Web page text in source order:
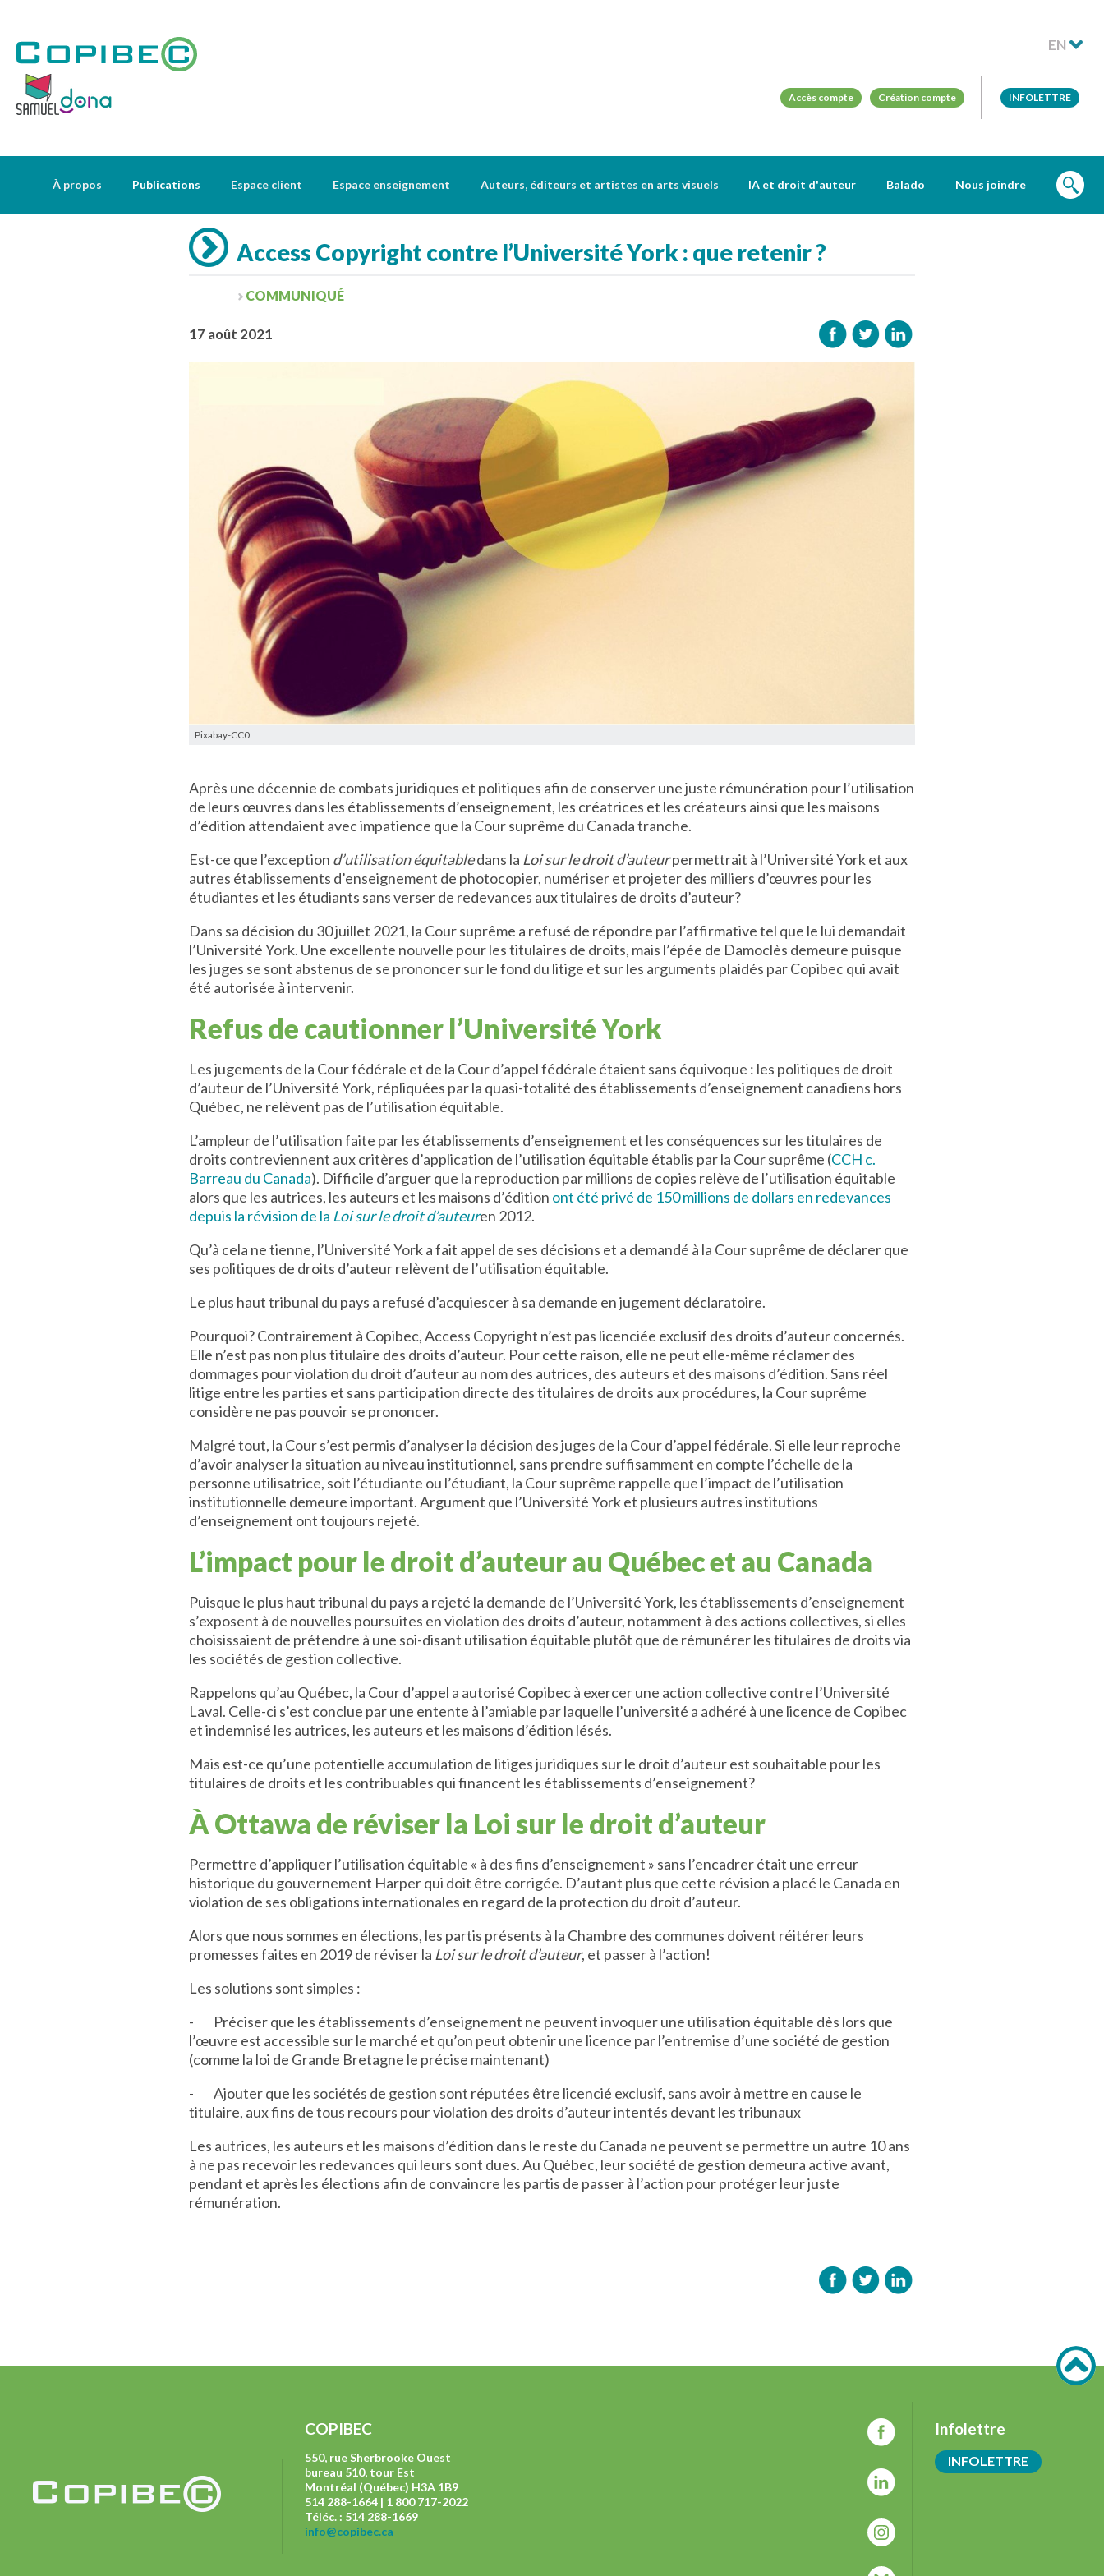
EN
Accès compte Création compte INFOLETTRE
À propos Publications Espace client Espace enseignement Auteurs, éditeurs et artistes en arts visuels IA et droit d'auteur Balado Nous joindre
Access Copyright contre l’Université York : que retenir ?
COMMUNIQUÉ
17 août 2021
Pixabay-CC0
Après une décennie de combats juridiques et politiques afin de conserver une juste rémunération pour l’utilisation
de leurs œuvres dans les établissements d’enseignement, les créatrices et les créateurs ainsi que les maisons
d’édition attendaient avec impatience que la Cour suprême du Canada tranche.
Est-ce que l’exception d’utilisation équitabledans la Loi sur le droit d’auteurpermettrait à l’Université York et aux
autres établissements d’enseignement de photocopier, numériser et projeter des milliers d’œuvres pour les
étudiantes et les étudiants sans verser de redevances aux titulaires de droits d’auteur?
Dans sa décision du 30 juillet 2021, la Cour suprême a refusé de répondre par l’affirmative tel que le lui demandait
l’Université York. Une excellente nouvelle pour les titulaires de droits, mais l’épée de Damoclès demeure puisque
les juges se sont abstenus de se prononcer sur le fond du litige et sur les arguments plaidés par Copibec qui avait
été autorisée à intervenir.
Refus de cautionner l’Université York
Les jugements de la Cour fédérale et de la Cour d’appel fédérale étaient sans équivoque : les politiques de droit
d’auteur de l’Université York, répliquées par la quasi-totalité des établissements d’enseignement canadiens hors
Québec, ne relèvent pas de l’utilisation équitable.
L’ampleur de l’utilisation faite par les établissements d’enseignement et les conséquences sur les titulaires de
droits contreviennent aux critères d’application de l’utilisation équitable établis par la Cour suprême (CCH c.
Barreau du Canada). Difficile d’arguer que la reproduction par millions de copies relève de l’utilisation équitable
alors que les autrices, les auteurs et les maisons d’édition ont été privé de 150 millions de dollars en redevances
depuis la révision de la Loi sur le droit d’auteuren 2012.
Qu’à cela ne tienne, l’Université York a fait appel de ses décisions et a demandé à la Cour suprême de déclarer que
ses politiques de droits d’auteur relèvent de l’utilisation équitable.
Le plus haut tribunal du pays a refusé d’acquiescer à sa demande en jugement déclaratoire.
Pourquoi? Contrairement à Copibec, Access Copyright n’est pas licenciée exclusif des droits d’auteur concernés.
Elle n’est pas non plus titulaire des droits d’auteur. Pour cette raison, elle ne peut elle-même réclamer des
dommages pour violation du droit d’auteur au nom des autrices, des auteurs et des maisons d’édition. Sans réel
litige entre les parties et sans participation directe des titulaires de droits aux procédures, la Cour suprême
considère ne pas pouvoir se prononcer.
Malgré tout, la Cour s’est permis d’analyser la décision des juges de la Cour d’appel fédérale. Si elle leur reproche
d’avoir analyser la situation au niveau institutionnel, sans prendre suffisamment en compte l’échelle de la
personne utilisatrice, soit l’étudiante ou l’étudiant, la Cour suprême rappelle que l’impact de l’utilisation
institutionnelle demeure important. Argument que l’Université York et plusieurs autres institutions
d’enseignement ont toujours rejeté.
L’impact pour le droit d’auteur au Québec et au Canada
Puisque le plus haut tribunal du pays a rejeté la demande de l’Université York, les établissements d’enseignement
s’exposent à de nouvelles poursuites en violation des droits d’auteur, notamment à des actions collectives, si elles
choisissaient de prétendre à une soi-disant utilisation équitable plutôt que de rémunérer les titulaires de droits via
les sociétés de gestion collective.
Rappelons qu’au Québec, la Cour d’appel a autorisé Copibec à exercer une action collective contre l’Université
Laval. Celle-ci s’est conclue par une entente à l’amiable par laquelle l’université a adhéré à une licence de Copibec
et indemnisé les autrices, les auteurs et les maisons d’édition lésés.
Mais est-ce qu’une potentielle accumulation de litiges juridiques sur le droit d’auteur est souhaitable pour les
titulaires de droits et les contribuables qui financent les établissements d’enseignement?
À Ottawa de réviser la Loi sur le droit d’auteur
Permettre d’appliquer l’utilisation équitable « à des fins d’enseignement » sans l’encadrer était une erreur
historique du gouvernement Harper qui doit être corrigée. D’autant plus que cette révision a placé le Canada en
violation de ses obligations internationales en regard de la protection du droit d’auteur.
Alors que nous sommes en élections, les partis présents à la Chambre des communes doivent réitérer leurs
promesses faites en 2019 de réviser la Loi sur le droit d’auteur, et passer à l’action!
Les solutions sont simples :
- Préciser que les établissements d’enseignement ne peuvent invoquer une utilisation équitable dès lors que
l’œuvre est accessible sur le marché et qu’on peut obtenir une licence par l’entremise d’une société de gestion
(comme la loi de Grande Bretagne le précise maintenant)
- Ajouter que les sociétés de gestion sont réputées être licencié exclusif, sans avoir à mettre en cause le
titulaire, aux fins de tous recours pour violation des droits d’auteur intentés devant les tribunaux
Les autrices, les auteurs et les maisons d’édition dans le reste du Canada ne peuvent se permettre un autre 10 ans
à ne pas recevoir les redevances qui leurs sont dues. Au Québec, leur société de gestion demeura active avant,
pendant et après les élections afin de convaincre les partis de passer à l’action pour protéger leur juste
rémunération.
COPIBEC
550, rue Sherbrooke Ouest
bureau 510, tour Est
Montréal (Québec) H3A 1B9
514 288-1664 | 1 800 717-2022
Téléc. : 514 288-1669
info@copibec.ca
Infolettre
INFOLETTRE